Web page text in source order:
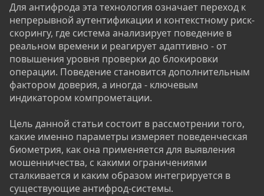
Для антифрода эта технология означает переход к
непрерывной аутентификации и контекстному риск-
скорингу, где система анализирует поведение в
реальном времени и реагирует адаптивно - от
повышения уровня проверки до блокировки
операции. Поведение становится дополнительным
фактором доверия, а иногда - ключевым
индикатором компрометации.
Цель данной статьи состоит в рассмотрении того,
какие именно параметры измеряет поведенческая
биометрия, как она применяется для выявления
мошенничества, с какими ограничениями
сталкивается и каким образом интегрируется в
существующие антифрод-системы.